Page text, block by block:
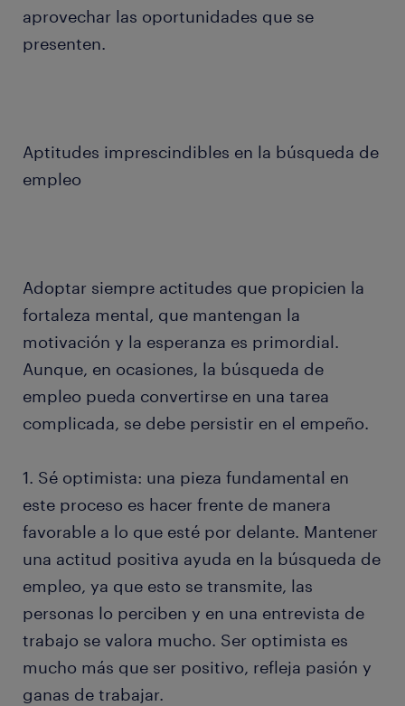
aprovechar las oportunidades que se
presenten.
Aptitudes imprescindibles en la búsqueda de
empleo
Adoptar siempre actitudes que propicien la
fortaleza mental, que mantengan la
motivación y la esperanza es primordial.
Aunque, en ocasiones, la búsqueda de
empleo pueda convertirse en una tarea
complicada, se debe persistir en el empeño.
1. Sé optimista: una pieza fundamental en
este proceso es hacer frente de manera
favorable a lo que esté por delante. Mantener
una actitud positiva ayuda en la búsqueda de
empleo, ya que esto se transmite, las
personas lo perciben y en una entrevista de
trabajo se valora mucho. Ser optimista es
mucho más que ser positivo, refleja pasión y
ganas de trabajar.